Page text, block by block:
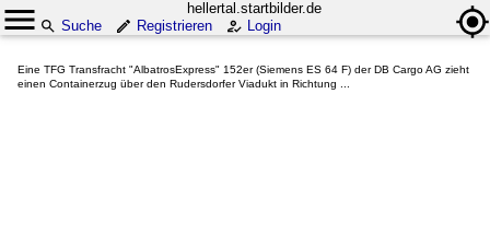
hellertal.startbilder.de
Suche
Registrieren Login
Eine TFG Transfracht "AlbatrosExpress" 152er (Siemens ES 64 F) der DB Cargo AG zieht
einen Containerzug über den Rudersdorfer Viadukt in Richtung ...